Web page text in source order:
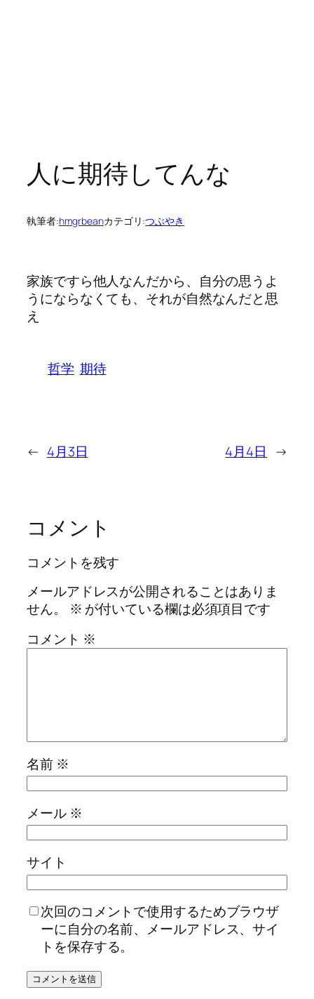
人に期待してんな
執筆者:hmgrbeanカテゴリ:つぶやき
家族ですら他人なんだから、自分の思うよ
うにならなくても、それが自然なんだと思
え
哲学 期待
← 4月3日 4月4日 →
コメント
コメントを残す
メールアドレスが公開されることはありま
せん。
※ が付いている欄は必須項目です
コメント ※
名前 ※
メール ※
サイト
次回のコメントで使用するためブラウザ
ーに自分の名前、メールアドレス、サイ
トを保存する。